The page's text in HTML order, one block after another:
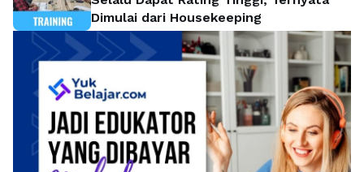
Dimulai dari Housekeeping